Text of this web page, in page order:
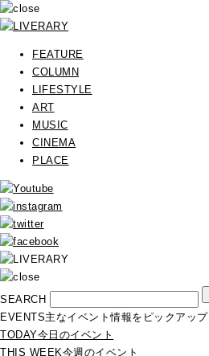
FEATURE
COLUMN
LIFESTYLE
ART
MUSIC
CINEMA
PLACE
SEARCH
EVENTS主なイベント情報をピックアップ
TODAY今日のイベント
THIS WEEK今週のイベント